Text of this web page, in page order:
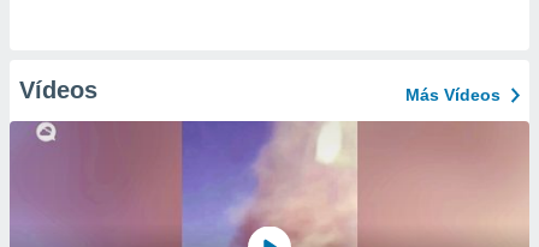
Vídeos Más Vídeos